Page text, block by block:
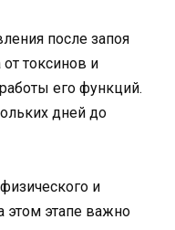
после запоя
токсинов и
его функций.
дней до
и
этом этапе важно